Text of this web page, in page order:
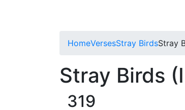
HomeVersesStray BirdsStray
Stray Birds
319